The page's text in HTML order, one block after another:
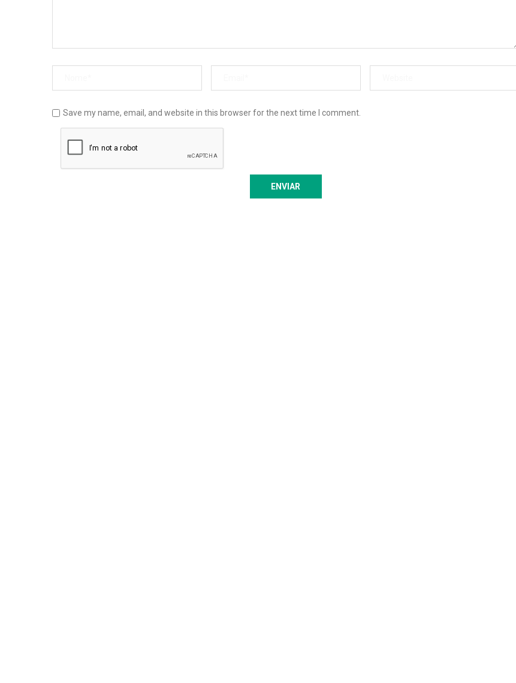
Save my name, email, and website in this browser for the next time I comment.